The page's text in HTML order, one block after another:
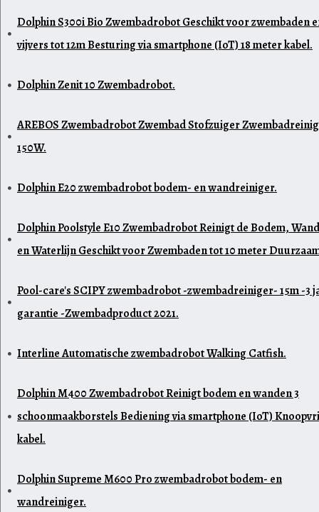
Dolphin S300i Bio Zwembadrobot Geschikt voor zwembaden
vijvers tot 12m Besturing via smartphone (IoT) 18 meter kabel.
Dolphin Zenit 10 Zwembadrobot.
AREBOS Zwembadrobot Zwembad Stofzuiger
150W.
Dolphin E20 zwembadrobot bodem- en wandreiniger.
Dolphin Poolstyle E10 Zwembadrobot Reinigt de Bodem,
en Waterlijn Geschikt voor Zwembaden tot 10 meter
Pool-care's SCIPY zwembadrobot -zwembadreiniger- 15m -3
garantie -Zwembadproduct 2021.
Interline Automatische zwembadrobot Walking Catfish.
Dolphin M400 Zwembadrobot Reinigt bodem en wanden 3
schoonmaakborstels Bediening via smartphone (IoT)
kabel.
Dolphin Supreme M600 Pro zwembadrobot bodem- en
wandreiniger.